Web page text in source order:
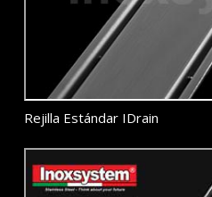
Rejilla Estándar IDrain